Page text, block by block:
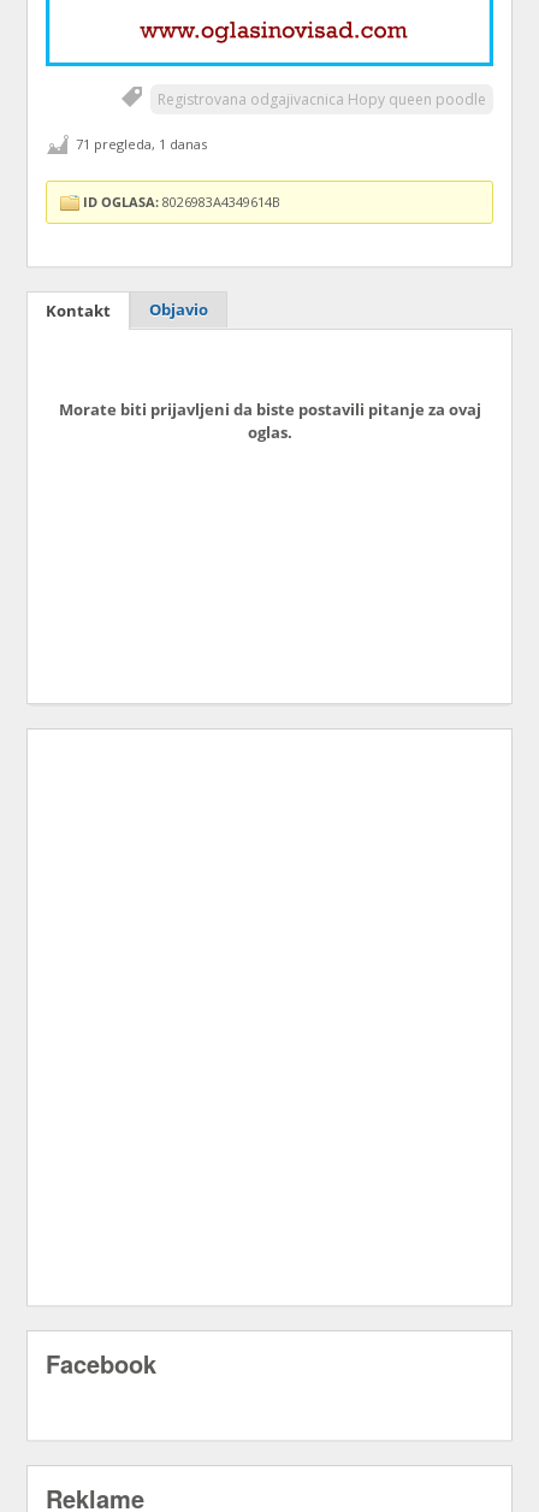
Registrovana odgajivacnica Hopy queen poodle
71 pregleda, 1 danas
ID OGLASA: 8026983A4349614B
Kontakt Objavio
Morate biti prijavljeni da biste postavili pitanje za ovaj
oglas.
Facebook
Reklame